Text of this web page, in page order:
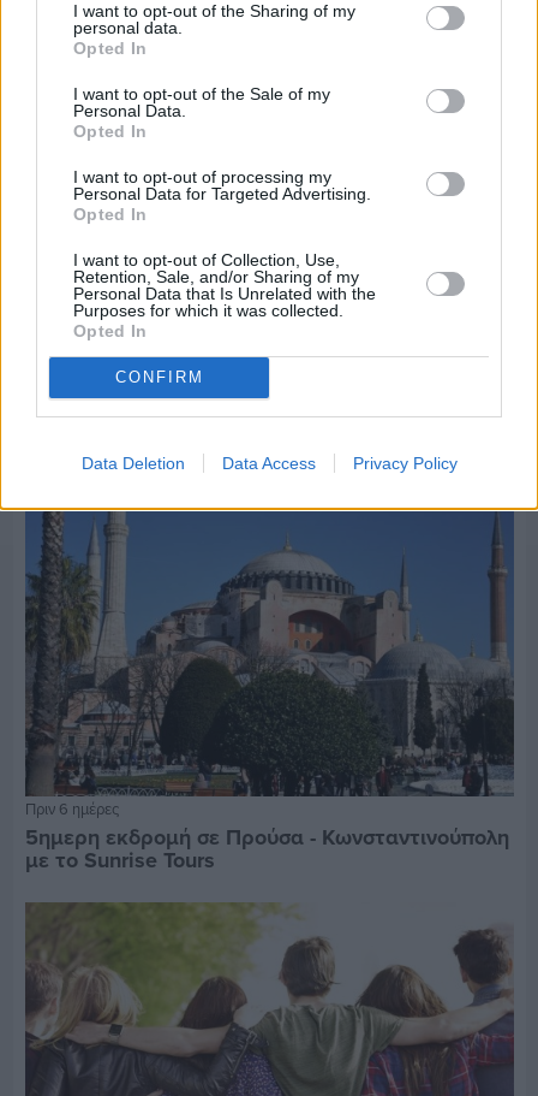
I want to opt-out of the Sharing of my
personal data.
Opted In
I want to opt-out of the Sale of my
Personal Data.
Opted In
I want to opt-out of processing my
Personal Data for Targeted Advertising.
Opted In
I want to opt-out of Collection, Use,
Retention, Sale, and/or Sharing of my
Personal Data that Is Unrelated with the
Purposes for which it was collected.
Opted In
CONFIRM
Data Deletion Data Access Privacy Policy
Πριν 6 ημέρες
Διακοπές ρεύματος: Συνασπισμό των
επιχειρήσεων προτείνει το Επιμελητήριο
Πριν 6 ημέρες
5ημερη εκδρομή σε Προύσα - Κωνσταντινούπολη
με το Sunrise Tours